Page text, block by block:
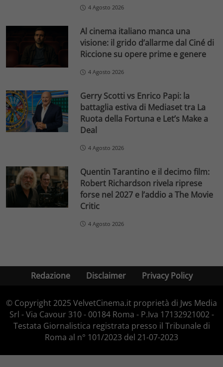
4 Agosto 2026
Al cinema italiano manca una
visione: il grido d’allarme dal Ciné di
Riccione su opere prime e genere
4 Agosto 2026
Gerry Scotti vs Enrico Papi: la
battaglia estiva di Mediaset tra La
Ruota della Fortuna e Let’s Make a
Deal
4 Agosto 2026
Quentin Tarantino e il decimo film:
Robert Richardson rivela riprese
forse nel 2027 e l’addio a The Movie
Critic
4 Agosto 2026
Redazione Disclaimer Privacy Policy
© Copyright 2025 VelvetCinema.it proprietà di Jws Media
Srl - Via Cavour 310 - 00184 Roma - P.Iva 17132921002 -
Testata Giornalistica registrata presso il Tribunale di
Roma al n° 101/2023 del 21-07-2023